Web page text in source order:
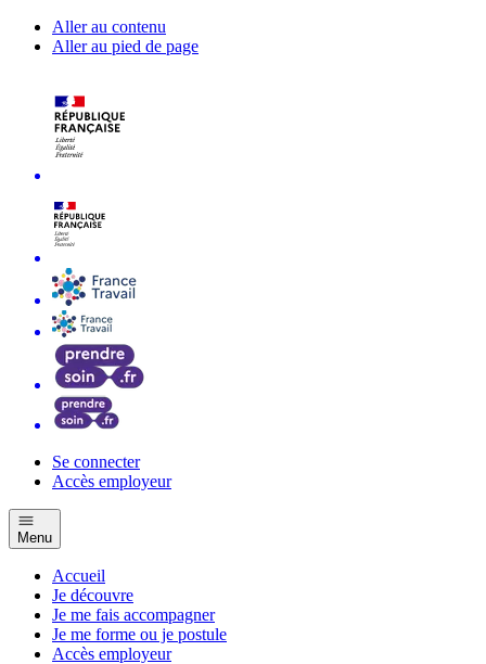
Aller au contenu
Aller au pied de page
Se connecter
Accès employeur
Menu
Accueil
Je découvre
Je me fais accompagner
Je me forme ou je postule
Accès employeur